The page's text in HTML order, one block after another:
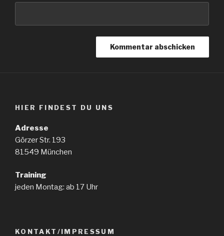
HIER FINDEST DU UNS
Adresse
Görzer Str. 193
81549 München
Training
jeden Montag: ab 17 Uhr
KONTAKT/IMPRESSUM